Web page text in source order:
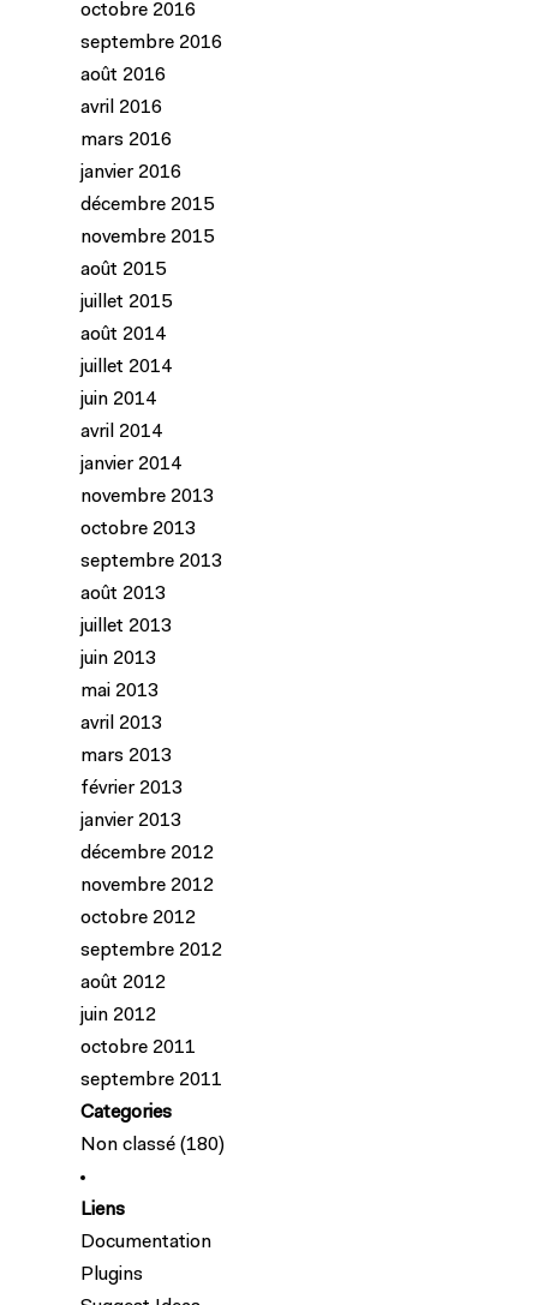
octobre 2016
septembre 2016
août 2016
avril 2016
mars 2016
janvier 2016
décembre 2015
novembre 2015
août 2015
juillet 2015
août 2014
juillet 2014
juin 2014
avril 2014
janvier 2014
novembre 2013
octobre 2013
septembre 2013
août 2013
juillet 2013
juin 2013
mai 2013
avril 2013
mars 2013
février 2013
janvier 2013
décembre 2012
novembre 2012
octobre 2012
septembre 2012
août 2012
juin 2012
octobre 2011
septembre 2011
Categories
Non classé (180)
Liens
Documentation
Plugins